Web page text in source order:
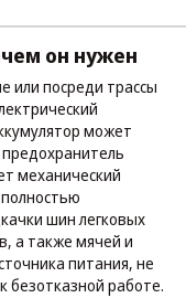
велосипеда
он нужен
или посреди трассы
может
механический
шин легковых
а также мячей и
питания, не
безотказной работе.